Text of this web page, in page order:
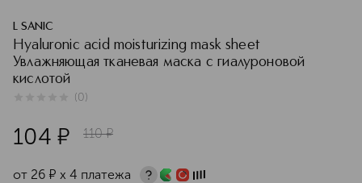
L SANIC
Hyaluronic acid moisturizing mask sheet
Увлажняющая тканевая маска с гиалуроновой
кислотой
(0)
104 ¤ 110 ¤
от 26 ¤ х 4 платежа